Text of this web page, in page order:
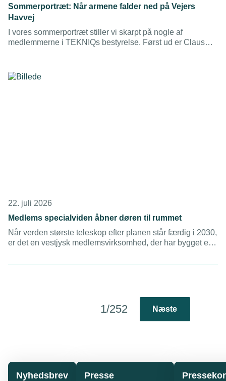
Sommerportræt: Når armene falder ned på Vejers
Havvej
I vores sommerportræt stiller vi skarpt på nogle af
medlemmerne i TEKNIQs bestyrelse. Først ud er Claus
at se en hel bjergetape fra sofaen med et køligt glas
hvidvin.
22. juli 2026
Medlems specialviden åbner døren til rummet
Når verden største teleskop efter planen står færdig i 2030,
er det en vestjysk medlemsvirksomhed, der har bygget en
1/252 Næste
Nyhedsbrev Presse